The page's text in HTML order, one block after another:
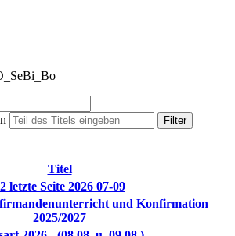
Filter
Titel
letzte Seite 2026 07-09
und Konfirmation
2025/2027